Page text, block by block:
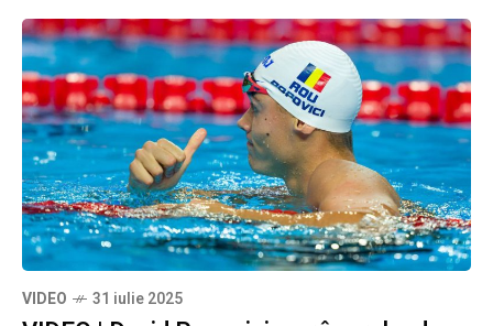
VIDEO 31 iulie 2025